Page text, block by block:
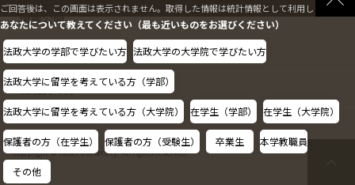
情報公開
採用情報
教職員の方へ
Copyright © Hosei University. All rights reserved.
ご回答後は、この画面は表示されません。取得した情報は統計情報として利用します。
あなたについて教えてください（最も近いものをお選びください）
法政大学の学部で学びたい方 法政大学の大学院で学びたい方
法政大学に留学を考えている方（学部）
法政大学に留学を考えている方（大学院） 在学生（学部） 在学生（大学院）
保護者の方（在学生） 保護者の方（受験生） 卒業生 本学教職員
その他